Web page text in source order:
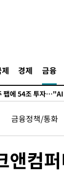
경제 금융
권 폭염중대경보, 폭
곳곳 소나기·강원
팹에 54조 투자…"AI
매, 아제르바이잔
(0.36%) 내린
합…0.60% 내린
내린 1416.1원 마감
…서울, 2018년 이
금융정책/통화
컴